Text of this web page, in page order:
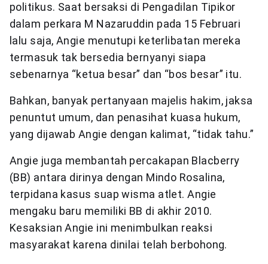
politikus. Saat bersaksi di Pengadilan Tipikor
dalam perkara M Nazaruddin pada 15 Februari
lalu saja, Angie menutupi keterlibatan mereka
termasuk tak bersedia bernyanyi siapa
sebenarnya “ketua besar” dan “bos besar” itu.
Bahkan, banyak pertanyaan majelis hakim, jaksa
penuntut umum, dan penasihat kuasa hukum,
yang dijawab Angie dengan kalimat, “tidak tahu.”
Angie juga membantah percakapan Blacberry
(BB) antara dirinya dengan Mindo Rosalina,
terpidana kasus suap wisma atlet. Angie
mengaku baru memiliki BB di akhir 2010.
Kesaksian Angie ini menimbulkan reaksi
masyarakat karena dinilai telah berbohong.